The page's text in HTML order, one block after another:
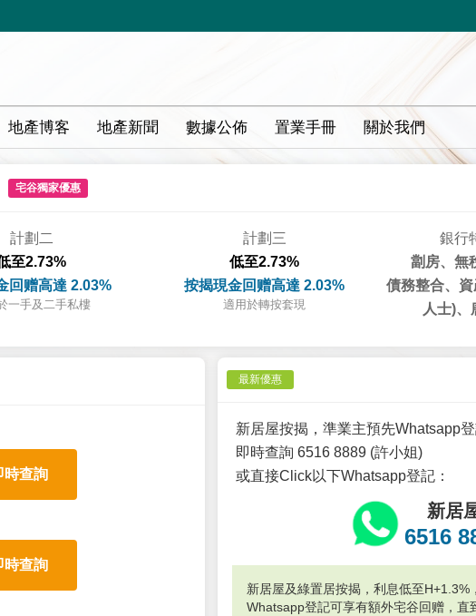
地產博客 地產新聞 數據公佈 置業手冊 關於我們
宅谷獨家優惠
計劃二
至2.73%
回赠高達 2.03%
一手及二手私樓
計劃三
低至2.73%
按揭現金回赠高達 2.03%
適用於轉按套現
銀行
劏房、無
債務整合、
人士)、
時查詢
時查詢
最新優惠
新居屋按揭，準業主預先Whatsapp
即時查詢 6516 8889 (許小姐)
或直接Click以下Whatsapp登記：
新居
6516
新居屋及綠置居按揭，利息低至
Whatsapp登記可享有額外宅谷回赠，